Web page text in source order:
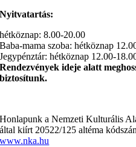
Nyitvatartás:
hétköznap: 8.00-20.00
Baba-mama szoba: hétköznap
Jegypénztár: hétköznap 12.00-
Rendezvények ideje alatt
biztosítunk.
Honlapunk a Nemzeti Kulturális
által kiírt 20522/125 altéma
www.nka.hu